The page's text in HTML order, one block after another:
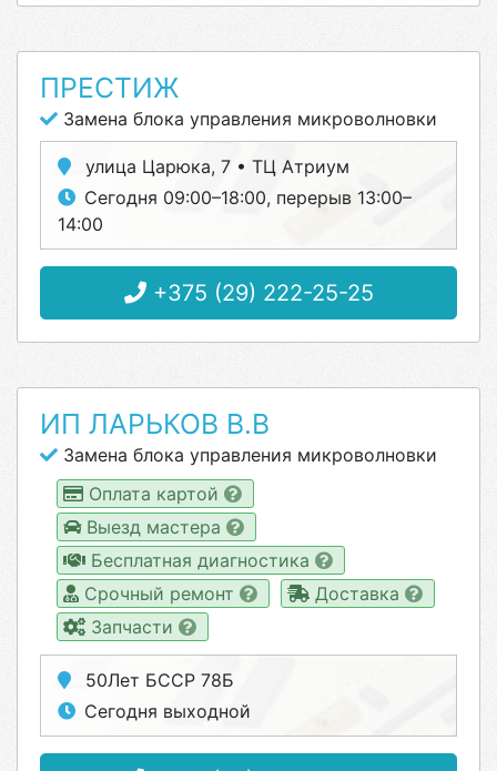
ПРЕСТИЖ
Замена блока управления микроволновки
улица Царюка, 7 • ТЦ Атриум
Сегодня 09:00–18:00, перерыв 13:00–
14:00
+375 (29) 222-25-25
ИП ЛАРЬКОВ В.В
Замена блока управления микроволновки
Оплата картой
Выезд мастера
Бесплатная диагностика
Срочный ремонт
Доставка
Запчасти
50Лет БССР 78Б
Сегодня выходной